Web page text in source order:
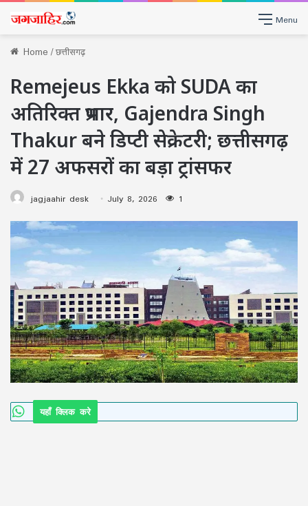
Menu
Home/छत्तीसगढ़
Remejeus Ekka को SUDA का
अतिरिक्त प्रभार, Gajendra Singh
Thakur बने डिप्टी सेक्रेटरी; छत्तीसगढ़
में 27 अफसरों का बड़ा ट्रांसफर
jagjaahir desk July 8, 2026 1
यहाँ क्लिक करे